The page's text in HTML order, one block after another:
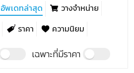
อัพเดทล่าสุด
วางจำหน่าย
ราคา ความนิยม
เฉพาะที่มีราคา